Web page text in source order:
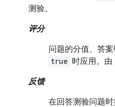
测验。
评分
问题的分值、答
true 时应用。由
反馈
在回答测验问题